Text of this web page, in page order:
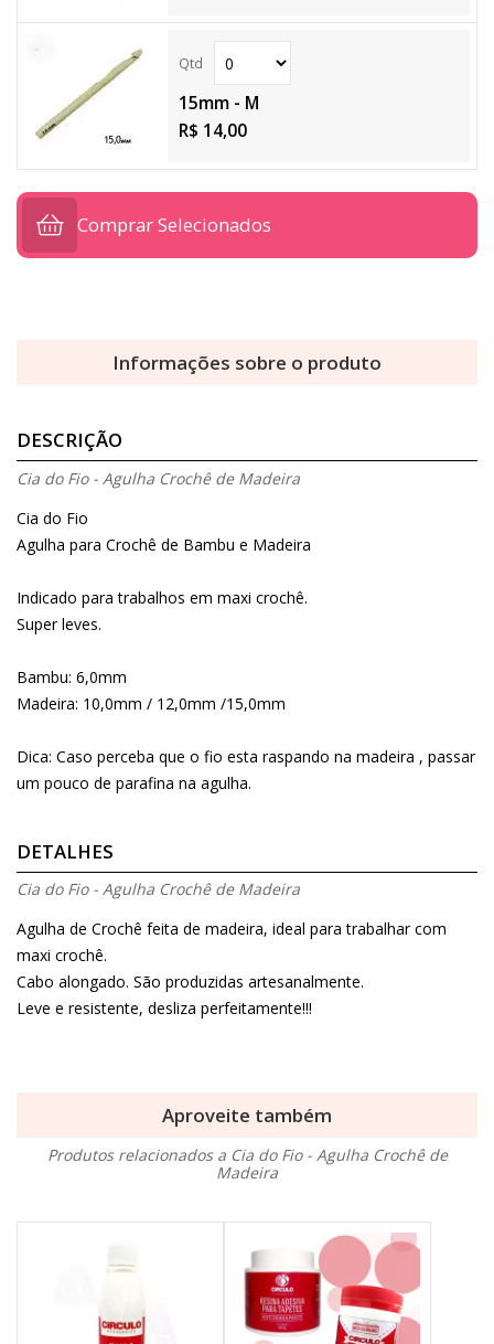
15mm - M
R$ 14,00
Comprar Selecionados
Informações sobre o produto
DESCRIÇÃO
Cia do Fio - Agulha Crochê de Madeira
Cia do Fio
Agulha para Crochê de Bambu e Madeira
Indicado para trabalhos em maxi crochê.
Super leves.
Bambu: 6,0mm
Madeira: 10,0mm / 12,0mm /15,0mm
Dica: Caso perceba que o fio esta raspando na madeira , passar
um pouco de parafina na agulha.
DETALHES
Cia do Fio - Agulha Crochê de Madeira
Agulha de Crochê feita de madeira, ideal para trabalhar com
maxi crochê.
Cabo alongado. São produzidas artesanalmente.
Leve e resistente, desliza perfeitamente!!!
Aproveite também
Produtos relacionados a Cia do Fio - Agulha Crochê de
Madeira